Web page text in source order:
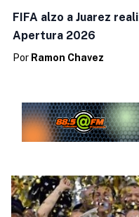
FIFA alzo a Juarez
Apertura 2026
Por Ramon Chavez